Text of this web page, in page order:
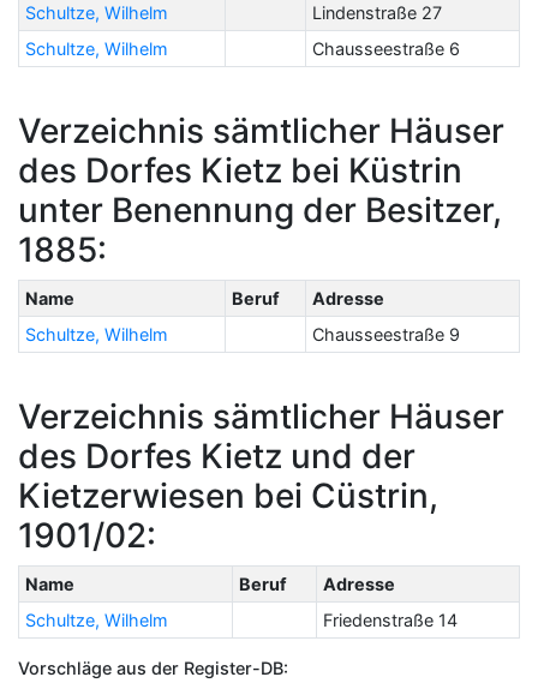
Schultze, Wilhelm
Lindenstraße 27
Schultze, Wilhelm
Chausseestraße 6
Verzeichnis sämtlicher Häuser
des Dorfes Kietz bei Küstrin
unter Benennung der Besitzer,
1885:
Name Beruf
Adresse
Schultze, Wilhelm
Chausseestraße 9
Verzeichnis sämtlicher Häuser
des Dorfes Kietz und der
Kietzerwiesen bei Cüstrin,
1901/02:
Name Beruf
Adresse
Schultze, Wilhelm
Friedenstraße 14
Vorschläge aus der Register-DB: